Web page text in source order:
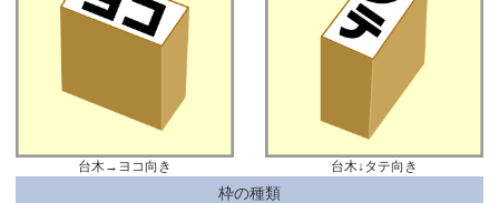
台木→ヨコ向き 台木↓タテ向き
枠の種類